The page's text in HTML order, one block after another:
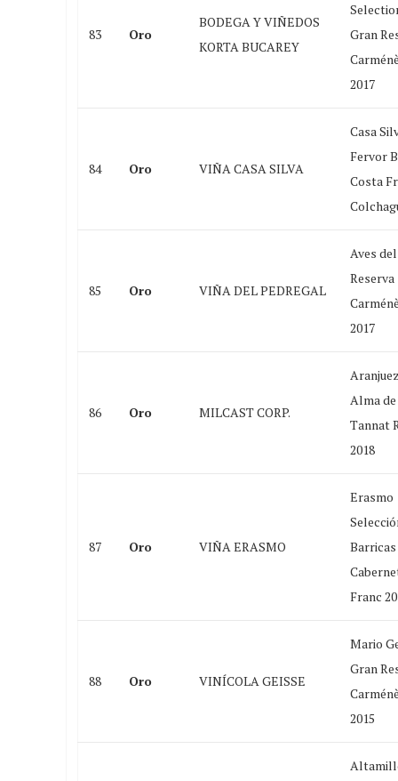
83 Oro
BODEGA Y VIÑEDOS
KORTA BUCAREY
Gran
2017
84 Oro VIÑA CASA SILVA
Casa
Fervor
Costa
85 Oro VIÑA DEL PEDREGAL
Aves
Reserva
2017
86 Oro MILCAST CORP.
Alma de
Tannat
2018
87 Oro VIÑA ERASMO
Erasmo
Barricas
Franc
88 Oro VINÍCOLA GEISSE
Mario
Gran
2015